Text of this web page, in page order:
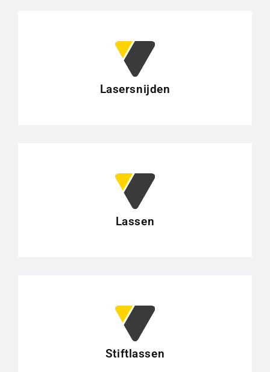
Lasersnijden
Lassen
Stiftlassen